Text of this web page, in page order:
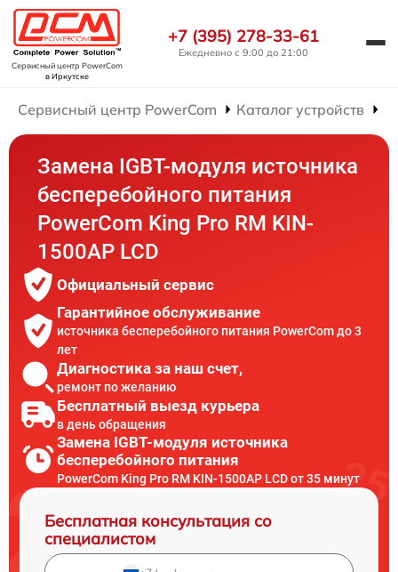
Сервисный центр PowerCom
в Иркутске
+7 (395) 278-33-61
Ежедневно с 9:00 до 21:00
Сервисный центр PowerCom Каталог устройств
Замена IGBT-модуля источника
бесперебойного питания
PowerCom King Pro RM KIN-
1500AP LCD
Официальный сервис
Гарантийное обслуживание
источника бесперебойного питания PowerCom до 3
лет
Диагностика за наш счет,
ремонт по желанию
Бесплатный выезд курьера
в день обращения
Замена IGBT-модуля источника
бесперебойного питания
PowerCom King Pro RM KIN-1500AP LCD от 35 минут
Бесплатная консультация со
специалистом